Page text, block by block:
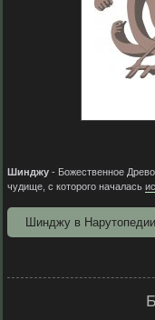
Шинджу - Божественное
чудище, с которого началась
Шинджу в Нарутопедии